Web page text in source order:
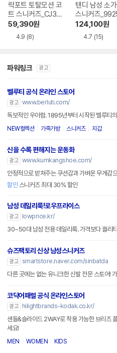
락포트 토탈모션 코
트 스니커즈_CJ310
6
59,390원
4.9 (8)
탠디 남성 소
스니커즈
4
124,100원
4.7 (15)
파워링크 광고
벨루티 공식 온라인 스토어
광고 www.berluti.com/
독보적인 우아함. 1895년부터 시작된 벨루티
NEW컬렉션 가죽가방 스니커즈 지갑
신을 수록 편해지는 운동화
광고 www.kumkangshoe.com/
안정적으로 받쳐주는 쿠션감과 가벼운 무게감
할인 스니커즈 최대 30% 할인
남성 데일리룩!로우프라이스
광고
lowprice.kr/
30~50대 남성 전용 데일리룩. 가격보다 퀄리
슈즈팩토리 신상 남성스니커즈
광고 smartstore.naver.com/sinbatda
다른 곳에는 없는 유니크한 신발 전문 스토어!
코닥어패럴 공식 온라인스토어
광고
hilightbrands-kodak.co.kr/
샌들&슬라이드 2WAY로 착용 가능한 브리즈
세요!
MEN WOMEN KIDS